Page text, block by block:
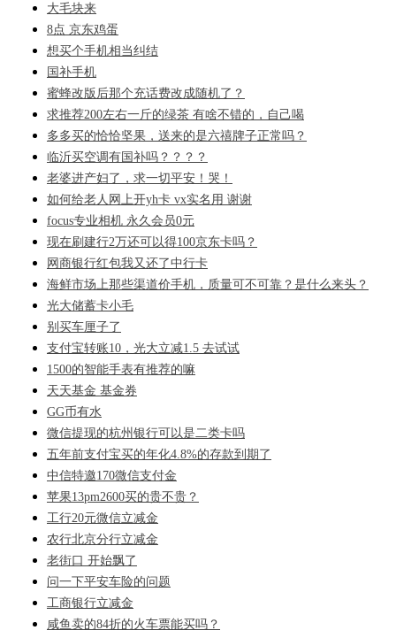
大毛块来
8点 京东鸡蛋
想买个手机相当纠结
国补手机
蜜蜂改版后那个充话费改成随机了？
求推荐200左右一斤的绿茶 有啥不错的，自己喝
多多买的恰恰坚果，送来的是六禧牌子正常吗？
临沂买空调有国补吗？？？？
老婆进产妇了，求一切平安！哭！
如何给老人网上开yh卡 vx实名用 谢谢
focus专业相机 永久会员0元
现在刷建行2万还可以得100京东卡吗？
网商银行红包我又还了中行卡
海鲜市场上那些渠道价手机，质量可不可靠？是什么来头？
光大储蓄卡小毛
别买车厘子了
支付宝转账10，光大立减1.5 去试试
1500的智能手表有推荐的嘛
天天基金 基金券
GG币有水
微信提现的杭州银行可以是二类卡吗
五年前支付宝买的年化4.8%的存款到期了
中信特邀170微信支付金
苹果13pm2600买的贵不贵？
工行20元微信立减金
农行北京分行立减金
老街口 开始飘了
问一下平安车险的问题
工商银行立减金
咸鱼卖的84折的火车票能买吗？